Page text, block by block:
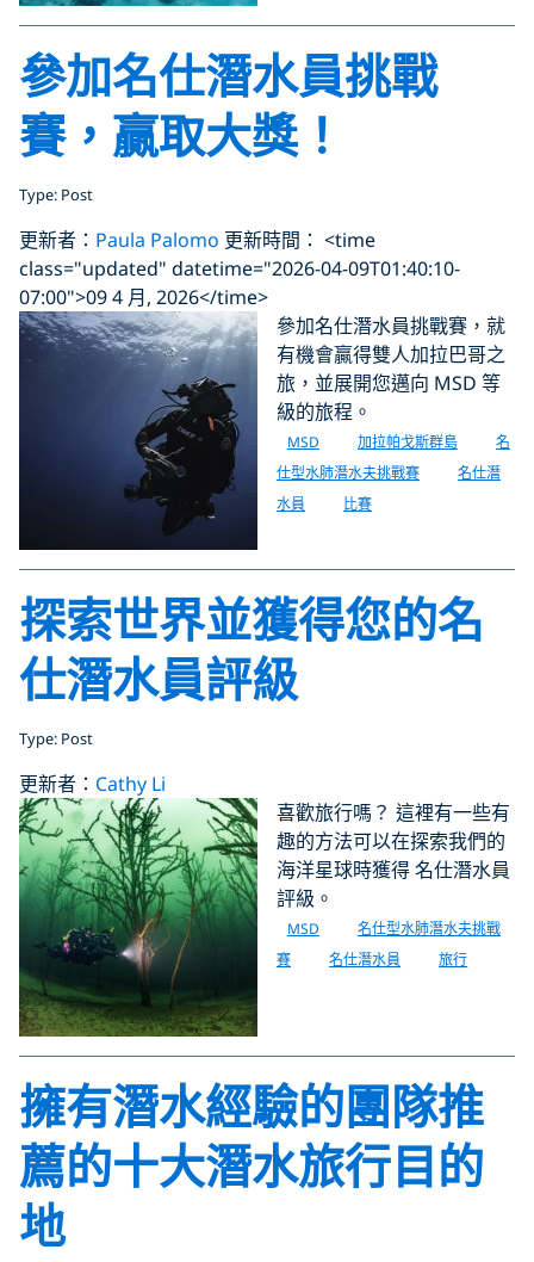
參加名仕潛水員挑戰
賽，贏取大獎！
Type: Post
更新者： Paula Palomo 更新時間： <time
class="updated" datetime="2026-04-09T01:40:10-
07:00">09 4 月, 2026</time>
參加名仕潛水員挑戰賽，就
有機會贏得雙人加拉巴哥之
旅，並展開您邁向 MSD 等
級的旅程。
MSD 加拉帕戈斯群島
名
仕型水肺潛水夫挑戰賽
名仕潛
水員
比賽
探索世界並獲得您的名
仕潛水員評級
Type: Post
更新者： Cathy Li
喜歡旅行嗎？ 這裡有一些有
趣的方法可以在探索我們的
海洋星球時獲得 名仕潛水員
評級。
MSD
名仕型水肺潛水夫挑戰
賽
名仕潛水員 旅行
擁有潛水經驗的團隊推
薦的十大潛水旅行目的
地